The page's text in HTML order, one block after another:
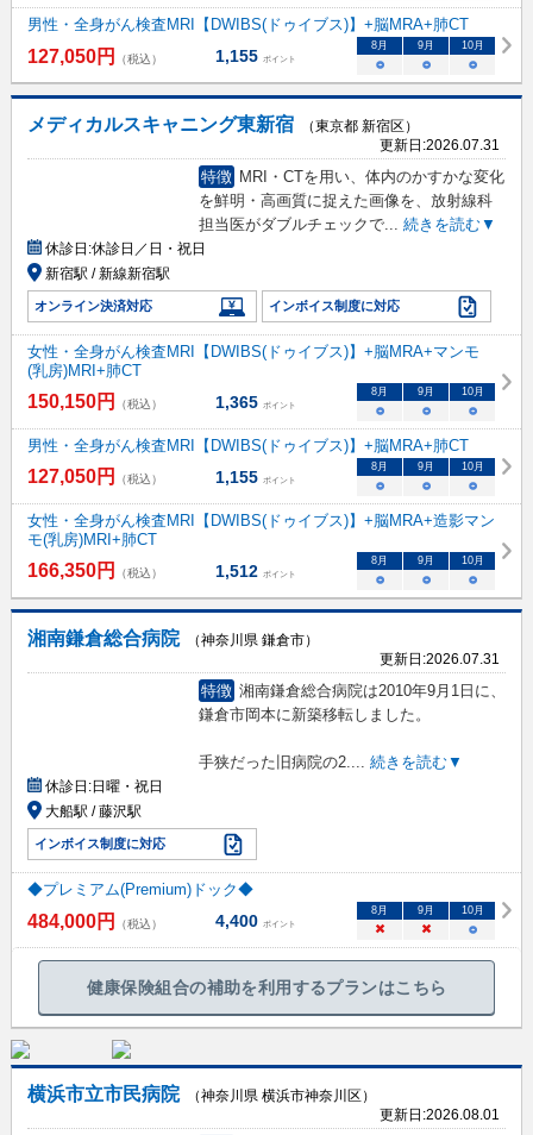
男性・全身がん検査MRI【DWIBS(ドゥイブス)】+脳MRA+肺CT
127,050円 （税込） 1,155 ポイント
8月 9月 10月
○ ○ ○
メディカルスキャニング東新宿
（東京都 新宿区）
更新日:2026.07.31
特徴 MRI・CTを用い、体内のかすかな変化
を鮮明・高画質に捉えた画像を、放射線科
担当医がダブルチェックで... 続きを読む▼
休診日:休診日／日・祝日
新宿駅 / 新線新宿駅
オンライン決済対応 インボイス制度に対応
女性・全身がん検査MRI【DWIBS(ドゥイブス)】+脳MRA+マンモ
(乳房)MRI+肺CT
150,150円 （税込） 1,365 ポイント
8 月 9 月 10月
○ ○ ○
男性・全身がん検査MRI【DWIBS(ドゥイブス)】+脳MRA+肺CT
127,050円 （税込） 1,155 ポイント
8 月 9 月 10月
○ ○ ○
女性・全身がん検査MRI【DWIBS(ドゥイブス)】+脳MRA+造影マン
モ(乳房)MRI+肺CT
166,350円 （税込） 1,512 ポイント
8 月 9 月 10月
○ ○ ○
湘南鎌倉総合病院
（神奈川県 鎌倉市）
更新日:2026.07.31
特徴 湘南鎌倉総合病院は2010年9月1日に、
鎌倉市岡本に新築移転しました。
手狭だった旧病院の2.... 続きを読む▼
休診日:日曜・祝日
大船駅 / 藤沢駅
インボイス制度に対応
◆プレミアム(Premium)ドック◆
484,000円 （税込） 4,400 ポイント
8月 9月 10月
× × ○
健康保険組合の補助を利用するプランはこちら
横浜市立市民病院
（神奈川県 横浜市神奈川区）
更新日:2026.08.01